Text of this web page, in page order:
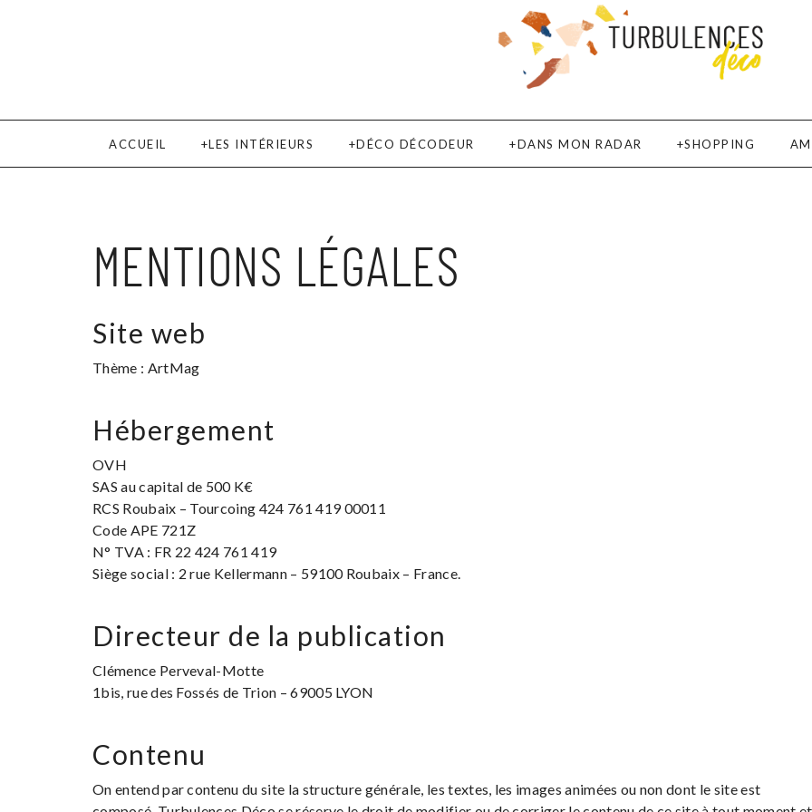
ACCUEIL LES INTÉRIEURS DÉCO DÉCODEUR DANS MON RADAR SHOPPING
MENTIONS LÉGALES
Site web
Thème : ArtMag
Hébergement
OVH
SAS au capital de 500 K€
RCS Roubaix – Tourcoing 424 761 419 00011
Code APE 721Z
N° TVA : FR 22 424 761 419
Siège social : 2 rue Kellermann – 59100 Roubaix – France.
Directeur de la publication
Clémence Perveval-Motte
1bis, rue des Fossés de Trion – 69005 LYON
Contenu
On entend par contenu du site la structure générale, les textes, les images animées ou non dont le site est